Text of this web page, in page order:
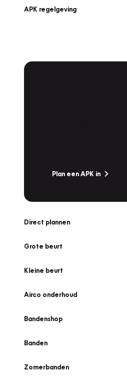
APK regelgeving
Plan een APK in
Direct plannen
Grote beurt
Kleine beurt
Airco onderhoud
Bandenshop
Banden
Zomerbanden